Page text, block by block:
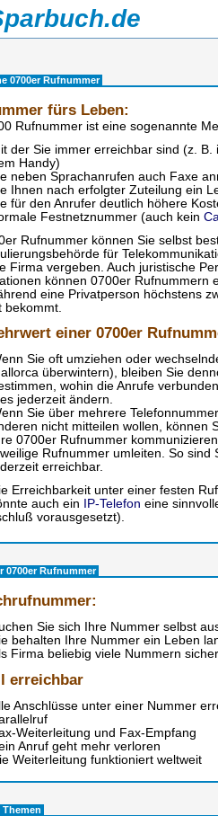
0700er Rufnummer
fürs Leben:
Rufnummer ist eine sogenannte
der Sie immer erreichbar sind (z.
Handy)
neben Sprachanrufen auch Faxe
Ihnen nach erfolgter Zuteilung ein
für den Anrufer deutlich höhere
Festnetznummer (auch kein
Rufnummer können Sie selbst
für
Firma vergeben. Auch juristische
können 0700er Rufnummern
eine Privatperson höchstens
bekommt.
einer 0700er
Sie oft umziehen oder
überwintern), bleiben Sie
wohin die Anrufe
jederzeit ändern.
Sie über mehrere
nicht mitteilen wollen, können
0700er Rufnummer
Rufnummer umleiten. So sind
erreichbar.
Erreichbarkeit unter einer festen
auch ein
IP-Telefon eine
vorausgesetzt).
0700er Rufnummer
Sie sich Ihre Nummer selbst
behalten Ihre Nummer ein Leben
Firma beliebig viele Nummern
erreichbar
Anschlüsse unter einer Nummer
Weiterleitung und Fax-Empfang
Anruf geht mehr verloren
Weiterleitung funktioniert weltweit
Themen